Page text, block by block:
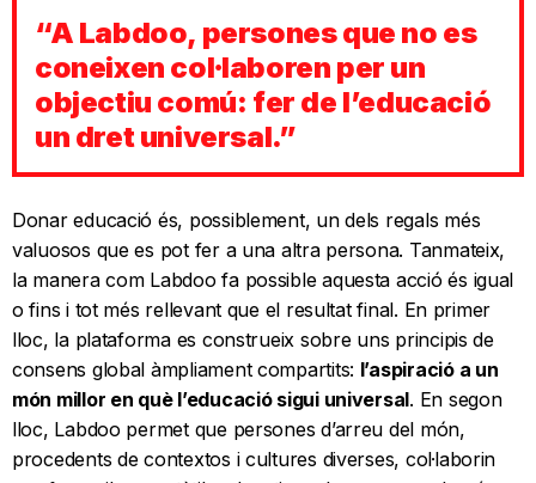
“A Labdoo, persones que no es
coneixen col·laboren per un
objectiu comú: fer de l’educació
un dret universal.”
Donar educació és, possiblement, un dels regals més
valuosos que es pot fer a una altra persona. Tanmateix,
la manera com Labdoo fa possible aquesta acció és igual
o fins i tot més rellevant que el resultat final. En primer
lloc, la plataforma es construeix sobre uns principis de
consens global àmpliament compartits: l’aspiració a un
món millor en què l’educació sigui universal. En segon
lloc, Labdoo permet que persones d’arreu del món,
procedents de contextos i cultures diverses, col·laborin